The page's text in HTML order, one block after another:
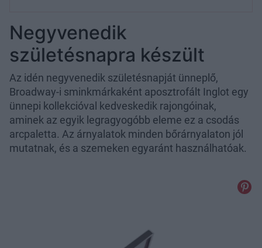
Negyvenedik
születésnapra készült
Az idén negyvenedik születésnapját ünneplő,
Broadway-i sminkmárkaként aposztrofált Inglot egy
ünnepi kollekcióval kedveskedik rajongóinak,
aminek az egyik legragyogóbb eleme ez a csodás
arcpaletta. Az árnyalatok minden bőrárnyalaton jól
mutatnak, és a szemeken egyaránt használhatóak.